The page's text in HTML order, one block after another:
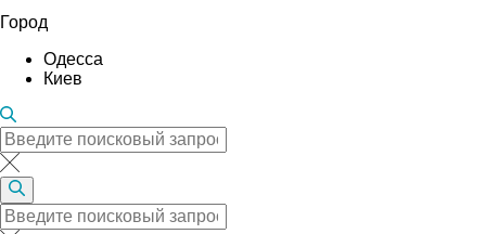
Город
Одесса
Киев